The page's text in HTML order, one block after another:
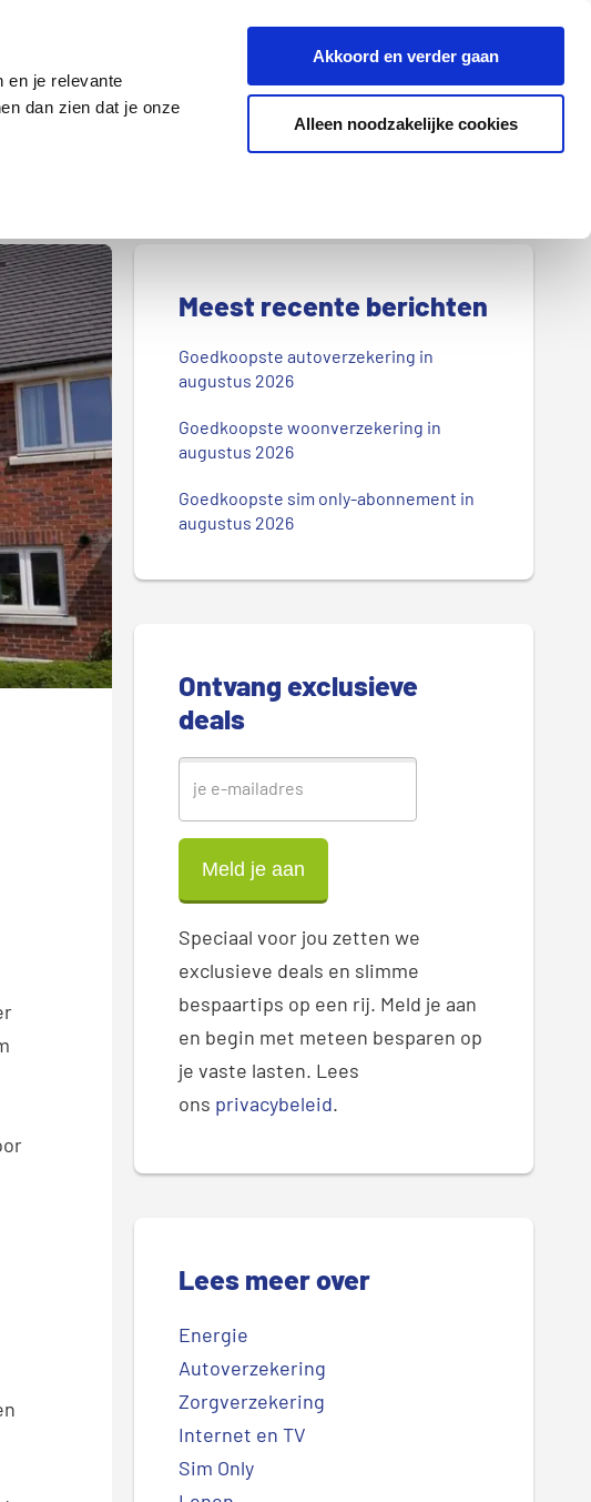
en je relevante
dan zien dat je onze
Akkoord en verder gaan
Alleen noodzakelijke cookies
Z
e
k
d
n
b
o
g
.
.
P
e
Meest recente berichten
Goedkoopste autoverzekering in
augustus 2026
Goedkoopste woonverzekering in
augustus 2026
Goedkoopste sim only-abonnement in
augustus 2026
Ontvang exclusieve
deals
Speciaal voor jou zetten we
exclusieve deals en slimme
bespaartips op een rij. Meld je aan
en begin met meteen besparen op
je vaste lasten. Lees
ons privacybeleid.
Lees meer over
Energie
Autoverzekering
Zorgverzekering
Internet en TV
Sim Only